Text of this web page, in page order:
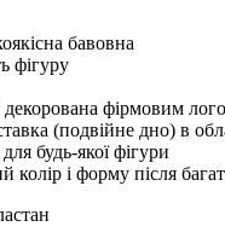
бавовна
фігуру
фірмовим
(подвійне дно) в
будь-якої фігури
колір і форму після